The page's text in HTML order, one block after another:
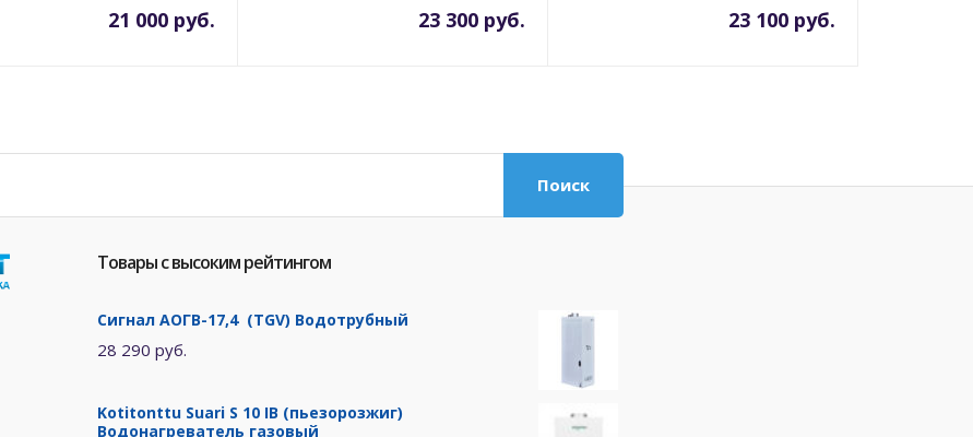
21 000 руб. 23 300 руб. 23 100 руб.
Поиск
Товары с высоким рейтингом
Сигнал АОГВ-17,4 (TGV) Водотрубный
28 290 руб.
Kotitonttu Suari S 10 IB (пьезорозжиг)
Водонагреватель газовый